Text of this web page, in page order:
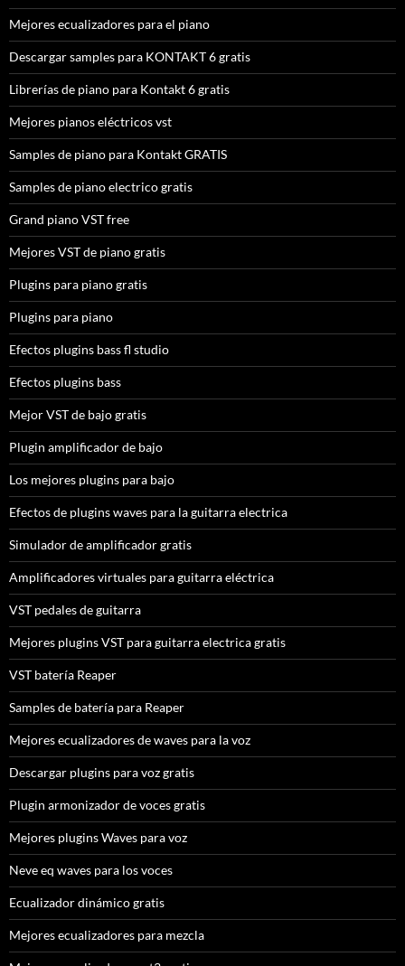
Mejores ecualizadores para el piano
Descargar samples para KONTAKT 6 gratis
Librerías de piano para Kontakt 6 gratis
Mejores pianos eléctricos vst
Samples de piano para Kontakt GRATIS
Samples de piano electrico gratis
Grand piano VST free
Mejores VST de piano gratis
Plugins para piano gratis
Plugins para piano
Efectos plugins bass fl studio
Efectos plugins bass
Mejor VST de bajo gratis
Plugin amplificador de bajo
Los mejores plugins para bajo
Efectos de plugins waves para la guitarra electrica
Simulador de amplificador gratis
Amplificadores virtuales para guitarra eléctrica
VST pedales de guitarra
Mejores plugins VST para guitarra electrica gratis
VST batería Reaper
Samples de batería para Reaper
Mejores ecualizadores de waves para la voz
Descargar plugins para voz gratis
Plugin armonizador de voces gratis
Mejores plugins Waves para voz
Neve eq waves para los voces
Ecualizador dinámico gratis
Mejores ecualizadores para mezcla